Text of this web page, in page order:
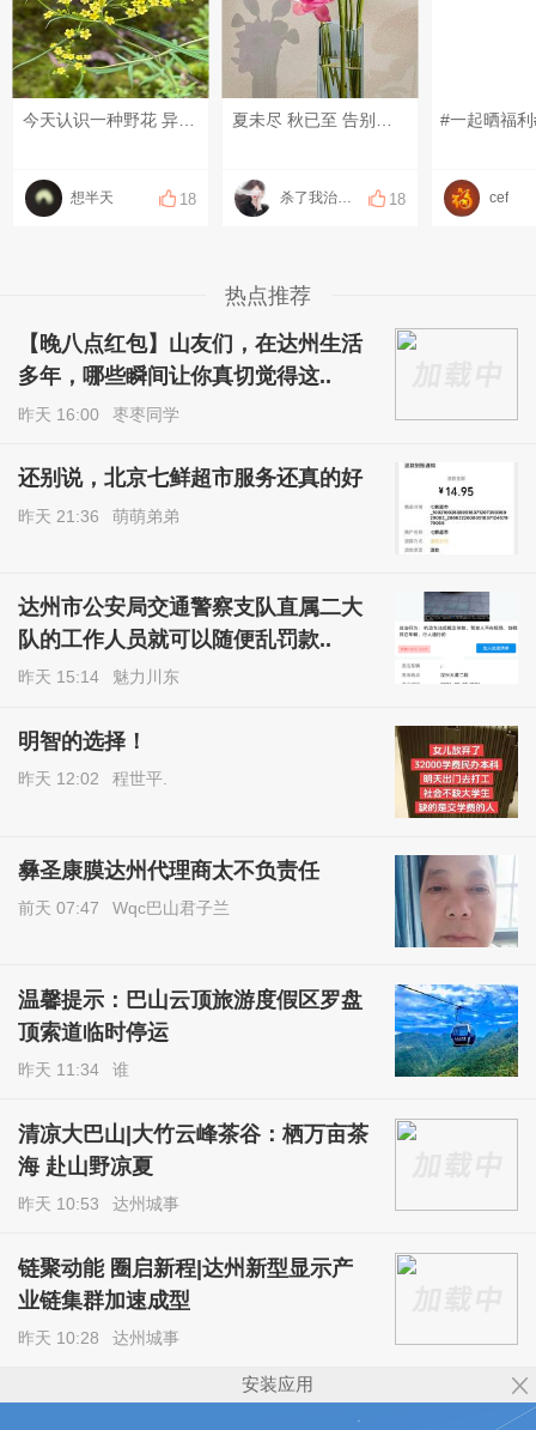
今天认识一种野花 异叶败酱 #每日新分享# #晒晒你相册的花花# #分享野生植物# #回忆旅居所见#
想半天 18 杀了我治愈我、 18
#一起晒福
cef
热点推荐
【晚八点红包】山友们，在达州生活
多年，哪些瞬间让你真切觉得这..
昨天 16:00 枣枣同学
还别说，北京七鲜超市服务还真的好
昨天 21:36 萌萌弟弟
达州市公安局交通警察支队直属二大
队的工作人员就可以随便乱罚款..
昨天 15:14 魅力川东
明智的选择！
昨天 12:02 程世平.
彝圣康膜达州代理商太不负责任
前天 07:47 Wqc巴山君子兰
温馨提示：巴山云顶旅游度假区罗盘
顶索道临时停运
昨天 11:34 谁
清凉大巴山|大竹云峰茶谷：栖万亩茶
海 赴山野凉夏
昨天 10:53 达州城事
链聚动能 圈启新程|达州新型显示产
业链集群加速成型
昨天 10:28 达州城事
安装应用